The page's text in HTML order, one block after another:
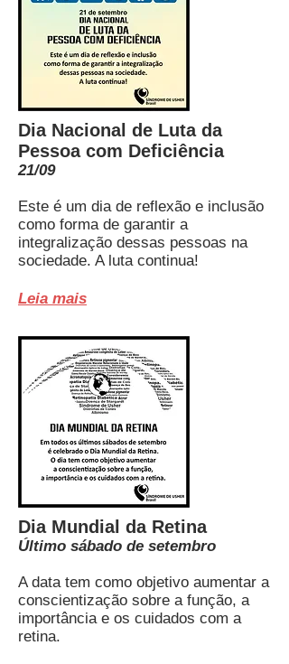
Dia Nacional de Luta da
Pessoa com Deficiência
21/09
Este é um dia de reflexão e inclusão
como forma de garantir a
integralização dessas pessoas na
sociedade. A luta continua!
Leia mais
Dia Mundial da Retina
Último sábado de setembro
A data tem como objetivo aumentar a
conscientização sobre a função, a
importância e os cuidados com a
retina.